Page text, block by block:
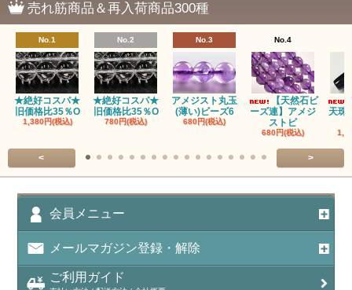
アズロマラカイト（Azuromalachite）
アパタイト
アベンチュリン(クォーツァイト/Aventurine)
アポフィライト（Apophylite）/魚眼石
アメジスト（紫水晶/Amethyst）
アメシスティンクォーツ（Amethest in quartz）
ラベンダーアメジスト
売れ筋商品＆再入荷商品300種
No.1
★絶好コスパ★
旧価格比35％O
1,380円(税込)
No.2
★絶好コスパ★
旧価格比35％O
780円(税込)
No.3
アメジスト丸玉
(薄い)ビーズ6
680円(税込)
No.4
【天然石ビ
ーズ連】アメジ
ストビ
680円(税込)
天珠
< >
会員メニュー
メールマガジン登録・解除
ご利用ガイド